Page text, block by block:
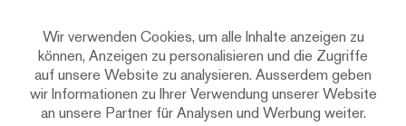
Social Media
Wir verwenden Cookies, um alle Inhalte anzeigen zu
können, Anzeigen zu personalisieren und die Zugriffe
auf unsere Website zu analysieren. Ausserdem geben
wir Informationen zu Ihrer Verwendung unserer Website
an unsere Partner für Analysen und Werbung weiter.